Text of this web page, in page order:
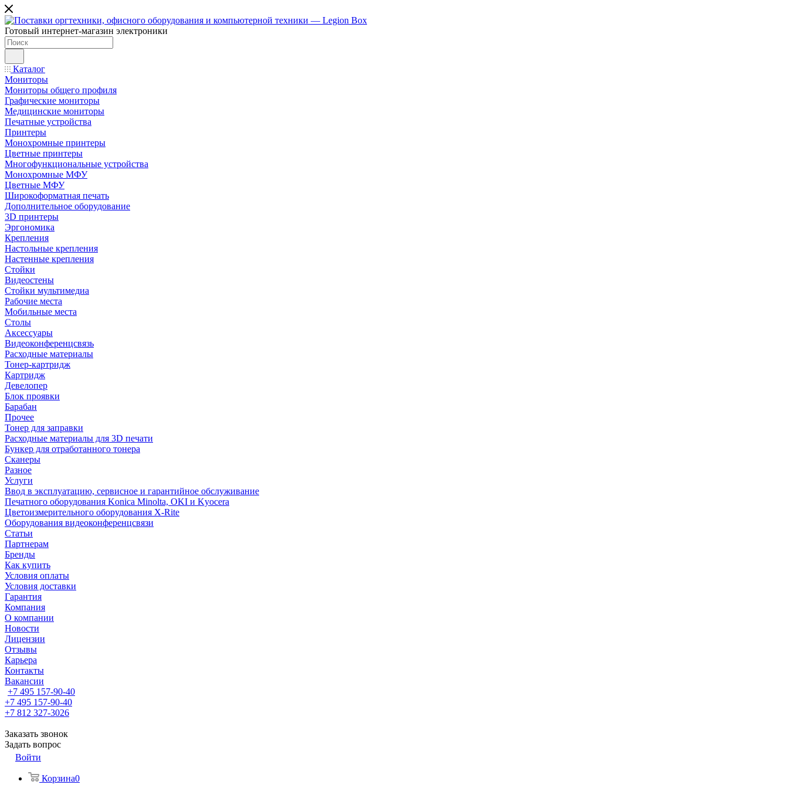
Готовый интернет-магазин электроники
Каталог
Мониторы
Мониторы общего профиля
Графические мониторы
Медицинские мониторы
Печатные устройства
Принтеры
Моноxромныe принтеры
Цвeтныe принтеры
Многофункциональные устройства
Монохромные МФУ
Цветные МФУ
Широкоформатная печать
Дополнительное оборудование
3D принтеры
Эргономика
Крепления
Настольные крепления
Настенные крепления
Стойки
Видеостены
Стойки мультимедиа
Рабочие места
Мобильные места
Столы
Аксессуары
Видеоконференцсвязь
Расходные материалы
Тонер-картридж
Картридж
Девелопер
Блок проявки
Барабан
Прочее
Тонер для заправки
Расходные материалы для 3D печати
Бункер для отработанного тонера
Сканеры
Разное
Услуги
Ввод в эксплуатацию, сервисное и гарантийное обслуживание
Печатного оборудования Konica Minolta, OKI и Kyocera
Цветоизмерительного оборудования X-Rite
Оборудования видеоконференцсвязи
Статьи
Партнерам
Бренды
Как купить
Условия оплаты
Условия доставки
Гарантия
Компания
О компании
Новости
Лицензии
Отзывы
Карьера
Контакты
Вакансии
+7 495 157-90-40
+7 495 157-90-40
+7 812 327-3026
Заказать звонок
Задать вопрос
Войти
Корзина0